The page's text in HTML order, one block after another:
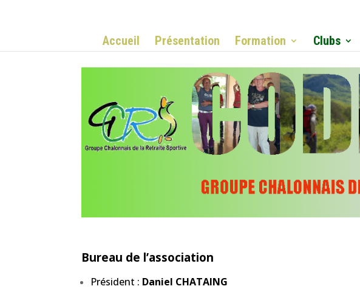
Accueil Présentation Formation Clubs
Bureau de l’association
Président : Daniel CHATAING